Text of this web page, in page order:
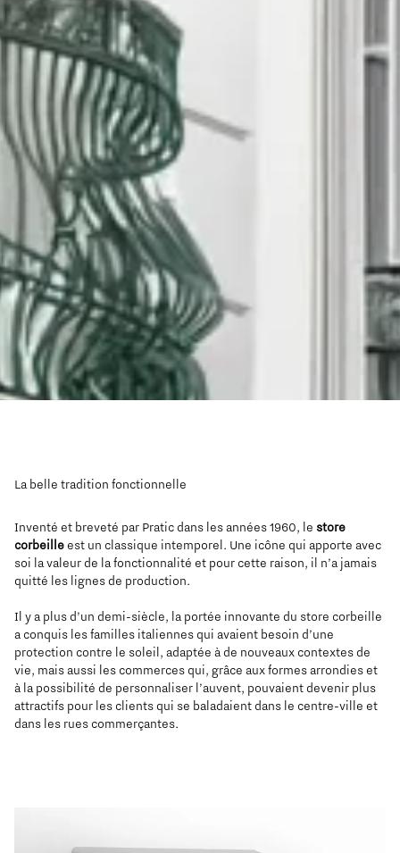
La belle tradition fonctionnelle
Inventé et breveté par Pratic dans les années 1960, le store
corbeilleest un classique intemporel. Une icône qui apporte avec
soi la valeur de la fonctionnalité et pour cette raison, il n’a jamais
quitté les lignes de production.
Il y a plus d’un demi-siècle, la portée innovante du store corbeille
a conquis les familles italiennes qui avaient besoin d’une
protection contre le soleil, adaptée à de nouveaux contextes de
vie, mais aussi les commerces qui, grâce aux formes arrondies et
à la possibilité de personnaliser l’auvent, pouvaient devenir plus
attractifs pour les clients qui se baladaient dans le centre-ville et
dans les rues commerçantes.